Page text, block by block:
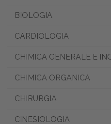
BIOLOGIA
CARDIOLOGIA
CHIMICA GENERALE E
CHIMICA ORGANICA
CHIRURGIA
CINESIOLOGIA